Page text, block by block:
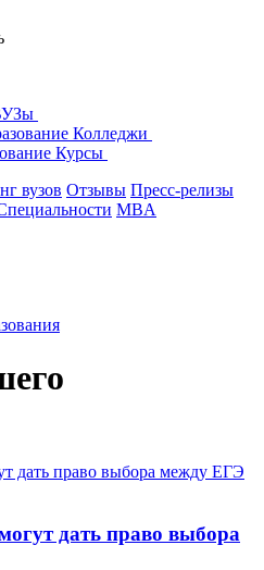
Колледжи
Курсы
вузов Отзывы Пресс-релизы
MBA
дать право выбора